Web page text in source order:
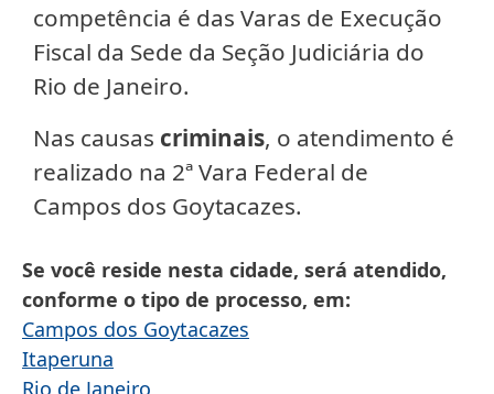
competência é das Varas de Execução
Fiscal da Sede da Seção Judiciária do
Rio de Janeiro.
Nas causas criminais, o atendimento é
realizado na 2ª Vara Federal de
Campos dos Goytacazes.
Se você reside nesta cidade, será atendido,
conforme o tipo de processo, em
Campos dos Goytacazes
Itaperuna
Rio de Janeiro